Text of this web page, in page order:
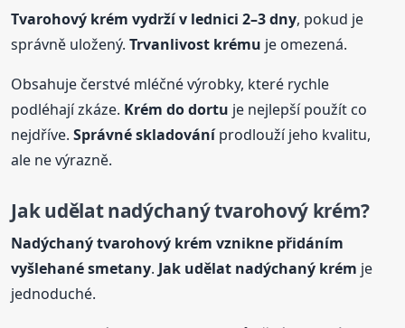
Tvarohový krém vydrží v lednici 2–3 dny, pokud je
správně uložený.Trvanlivost krému je omezená.
Obsahuje čerstvé mléčné výrobky, které rychle
podléhají zkáze. Krém do dortu je nejlepší použít co
nejdříve.Správné skladováníprodlouží jeho kvalitu,
ale ne výrazně.
Jak udělat nadýchaný tvarohový krém?
Nadýchaný tvarohový krém vznikne přidáním
vyšlehané smetany. Jak udělat nadýchaný krém je
jednoduché.